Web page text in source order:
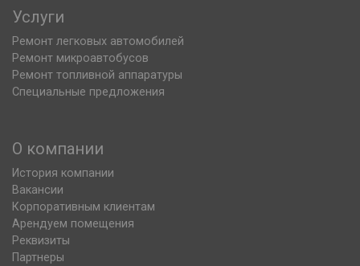
Услуги
Ремонт легковых автомобилей
Ремонт микроавтобусов
Ремонт топливной аппаратуры
Специальные предложения
О компании
История компании
Вакансии
Корпоративным клиентам
Арендуем помещения
Реквизиты
Партнеры